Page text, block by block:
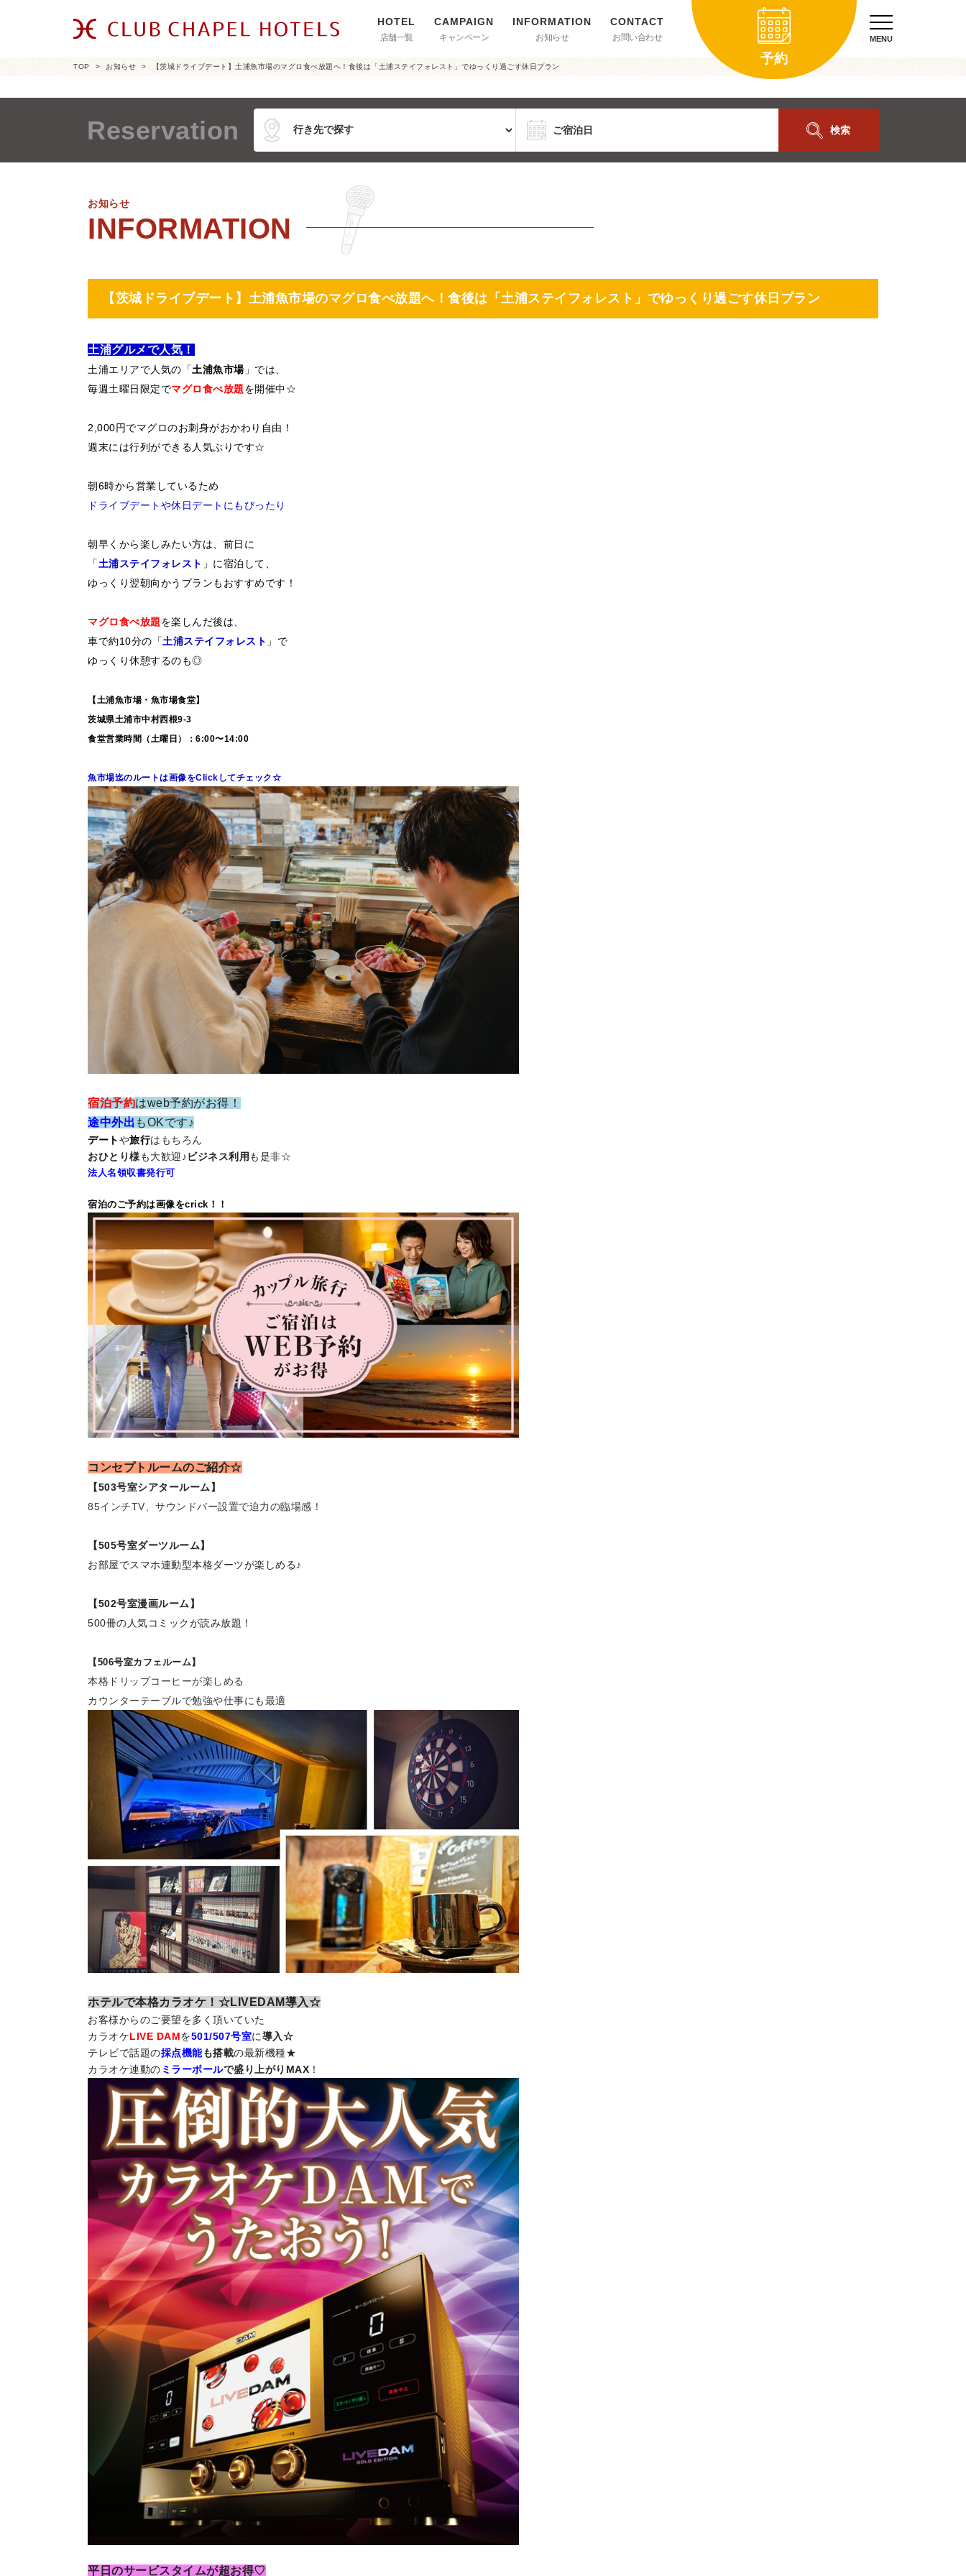
店舗一覧 キャンペーン お知らせ お問い合わせ
予約
MENU
TOP お知らせ 【茨城ドライブデート】土浦魚市場のマグロ食べ放題へ！食後は「土浦ステイフォレスト」でゆっくり過ごす休日プラン
Reservation 検索
お知らせ
【茨城ドライブデート】土浦魚市場のマグロ食べ放題へ！食後は「土浦ステイフォレスト」でゆっくり過ごす休日プラン
土浦グルメで人気！
土浦エリアで人気の「土浦魚市場」では、
毎週土曜日限定でマグロ食べ放題を開催中☆
2,000円でマグロのお刺身がおかわり自由！
週末には行列ができる人気ぶりです☆
朝6時から営業しているため
ドライブデート や休日デートにもぴったり
朝早くから楽しみたい方は、前日に
「 土浦ステイフォレスト 」に宿泊して、
ゆっくり翌朝向かうプランもおすすめです！
マグロ食べ放題を楽しんだ後は、
車で約10分の「土浦ステイフォレスト 」で
ゆっくり休憩するのも◎
【土浦魚市場・魚市場食堂】
茨城県土浦市中村西根9-3
食堂営業時間（土曜日）：6:00〜14:00
魚市場迄のルートは画像をClickしてチェック☆
宿泊予約はweb予約がお得！
途中外出 もOKです♪
デートや旅行はもちろん
おひとり様も大歓迎♪ビジネス利用 も是非☆
法人名領収書発行可
宿泊のご予約は画像をcrick！！
コンセプトルームのご紹介☆
【503号室シアタールーム】
85インチTV、サウンドバー設置で迫力の臨場感！
【505号室ダーツルーム】
お部屋でスマホ連動型本格ダーツが楽しめる♪
【502号室漫画ルーム】
500冊の人気コミックが読み放題！
【506号室カフェルーム】
本格ドリップコーヒーが楽しめる
カウンターテーブルで勉強や仕事にも最適
ホテルで本格カラオケ！☆LIVEDAM導入☆
お客様からのご要望を多く頂いていた
カラオケLIVE DAMを501/507号室に導入☆
テレビで話題の採点機能も搭載の最新機種★
カラオケ連動の ミラーボールで盛り上がりMAX ！
平日のサービスタイムが超お得♡